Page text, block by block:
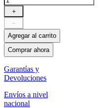
＋
－
Agregar al carrito
Comprar ahora
Garantías y
Devoluciones
Envíos a nivel
nacional